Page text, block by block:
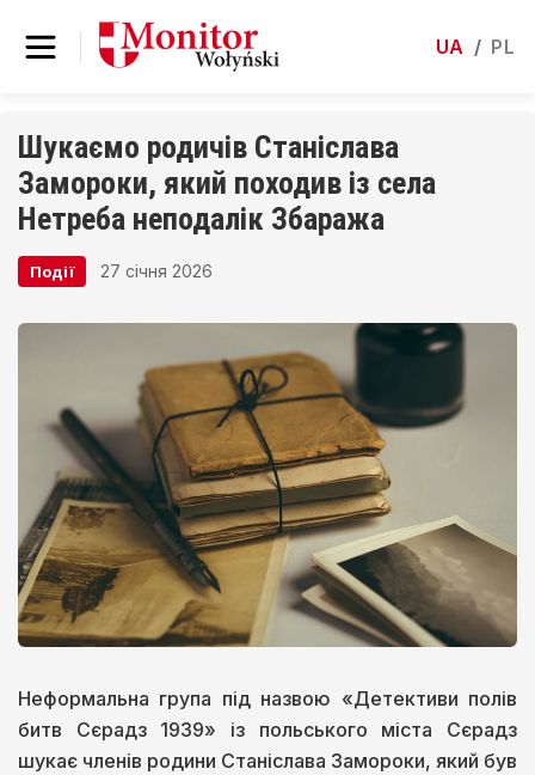
UA / PL
Шукаємо родичів Станіслава
Замороки, який походив із села
Нетреба неподалік Збаража
Події 27 січня 2026
Неформальна група під назвою «Детективи полів
битв Сєрадз 1939» із польського міста Сєрадз
шукає членів родини Станіслава Замороки, який був